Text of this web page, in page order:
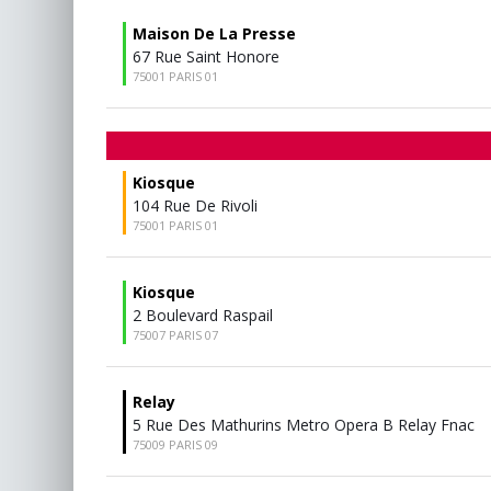
Maison De La Presse
67 Rue Saint Honore
75001 PARIS 01
Kiosque
104 Rue De Rivoli
75001 PARIS 01
Kiosque
2 Boulevard Raspail
75007 PARIS 07
Relay
5 Rue Des Mathurins Metro Opera B Relay Fnac
75009 PARIS 09